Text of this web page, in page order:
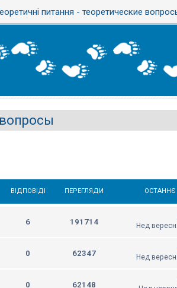
питання - теоретические
ВІДПОВІДІ ПЕРЕГЛЯДИ
6 191714
Нед
0 62347
Нед
0 62148